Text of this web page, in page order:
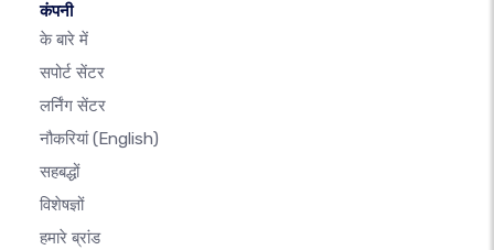
कंपनी
के बारे में
सपोर्ट सेंटर
लर्निंग सेंटर
नौकरियां(English)
सहबद्धों
विशेषज्ञों
हमारे ब्रांड